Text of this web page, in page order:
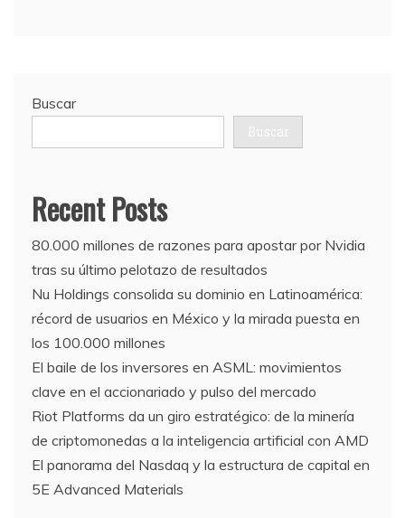
Buscar
Buscar
Recent Posts
80.000 millones de razones para apostar por Nvidia
tras su último pelotazo de resultados
Nu Holdings consolida su dominio en Latinoamérica:
récord de usuarios en México y la mirada puesta en
los 100.000 millones
El baile de los inversores en ASML: movimientos
clave en el accionariado y pulso del mercado
Riot Platforms da un giro estratégico: de la minería
de criptomonedas a la inteligencia artificial con AMD
El panorama del Nasdaq y la estructura de capital en
5E Advanced Materials